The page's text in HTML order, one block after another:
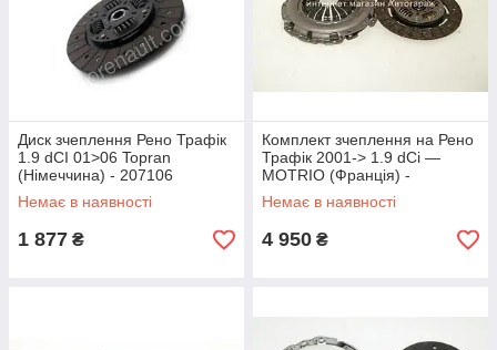
Диск зчеплення Рено Трафік
1.9 dCI 01>06 Topran
(Німеччина) - 207106
Немає в наявності
1 877 ₴
Комплект зчеплення на Рено
Трафік 2001-> 1.9 dCi —
MOTRIO (Франція) -
8671095117
Немає в наявності
4 950 ₴